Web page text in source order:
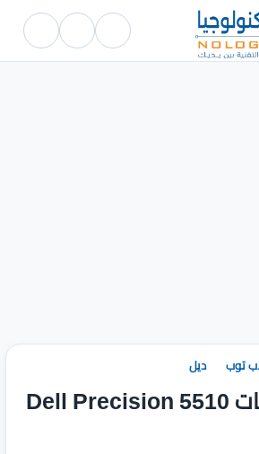
توب ديل
سعر ومواصفات Dell Precision 5510